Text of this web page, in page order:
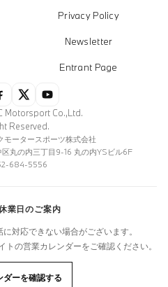
Privacy Policy
Newsletter
Entrant Page
Motorsport Co.,Ltd.
Reserved.
モータースポーツ株式会社
丸の内三丁目9-16 丸の内YSビル6F
684-5556
業日のご案内
対応できない場合がございます。
の営業カレンダーをご確認ください。
ダーを確認する